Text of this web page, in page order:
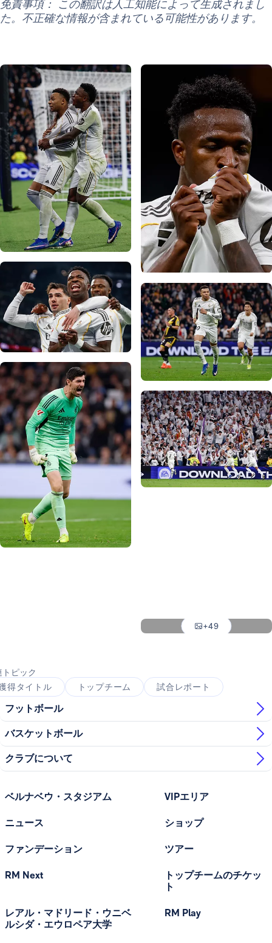
免責事項： この翻訳は人工知能によって生成されまし
た。不正確な情報が含まれている可能性があります。
+49
トピック
得タイトル
トップチーム 試合レポート
フットボール
バスケットボール
クラブについて
ベルナベウ・スタジアム
ニュース
ファンデーション
RM Next
レアル・マドリード・ウニベ
ルシダ・エウロペア大学
VIPエリア
ショップ
ツアー
トップチームのチケッ
ト
RM Play